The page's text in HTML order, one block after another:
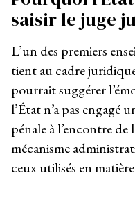
saisir le juge
L’un des premiers
tient au cadre
pourrait suggérer
l’État n’a pas engagé
pénale à l’encontre
mécanisme
ceux utilisés en